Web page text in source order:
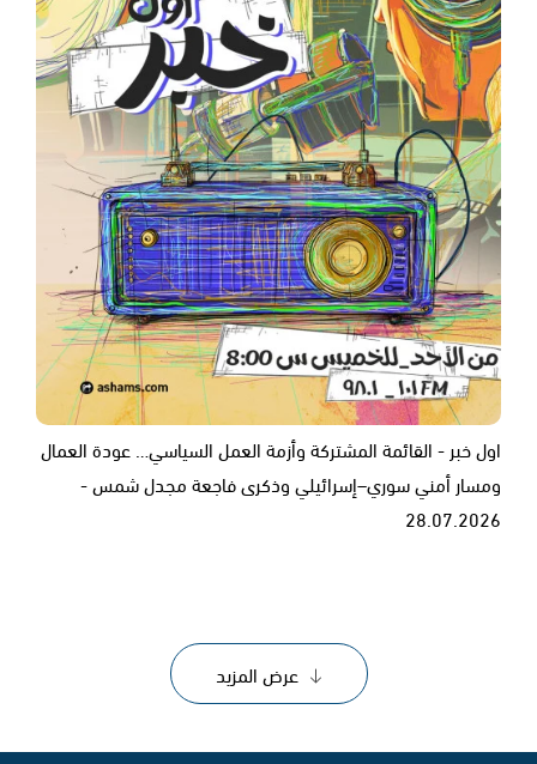
اول خبر - القائمة المشتركة وأزمة العمل السياسي… عودة العمال
ومسار أمني سوري–إسرائيلي وذكرى فاجعة مجدل شمس -
28.07.2026
عرض المزيد